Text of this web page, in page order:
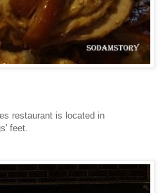
restaurant is located in
feet.